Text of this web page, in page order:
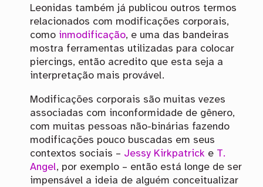
Leonidas também já publicou outros termos
relacionados com modificações corporais,
como inmodificação, e uma das bandeiras
mostra ferramentas utilizadas para colocar
piercings, então acredito que esta seja a
interpretação mais provável.
Modificações corporais são muitas vezes
associadas com inconformidade de gênero,
com muitas pessoas não-binárias fazendo
modificações pouco buscadas em seus
contextos sociais – Jessy Kirkpatrick e T.
Angel, por exemplo – então está longe de ser
impensável a ideia de alguém conceitualizar